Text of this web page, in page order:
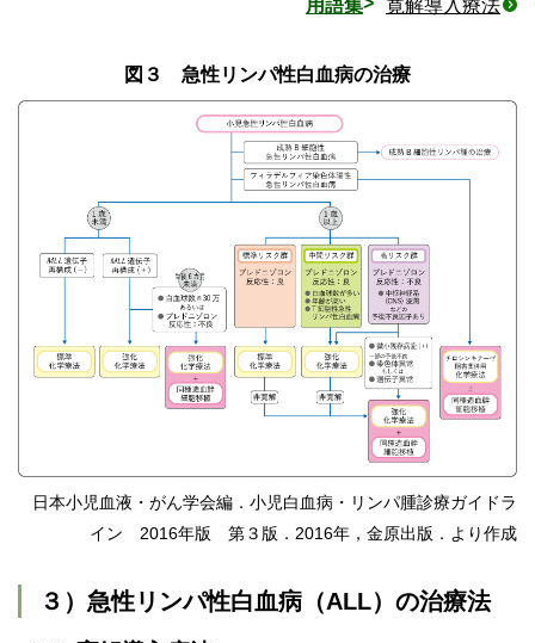
用語集 寛解導入療法
図３ 急性リンパ性白血病の治療
日本小児血液・がん学会編．小児白血病・リンパ腫診療ガイドラ
イン 2016年版 第３版．2016年，金原出版．より作成
３）急性リンパ性白血病（ALL）の治療法